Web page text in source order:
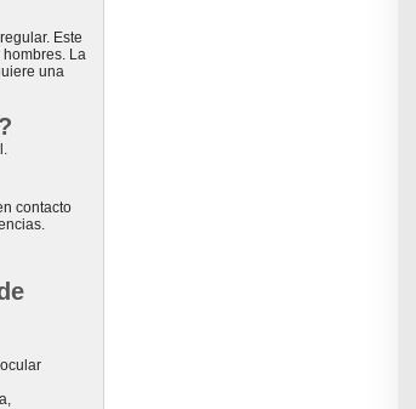
Este
La
una
contacto